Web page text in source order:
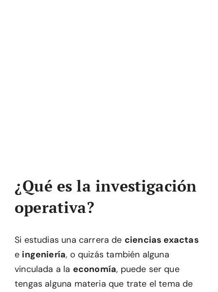
¿Qué es la investigación
operativa?
Si estudias una carrera de ciencias exactas
e ingeniería, o quizás también alguna
vinculada a la economía, puede ser que
tengas alguna materia que trate el tema de